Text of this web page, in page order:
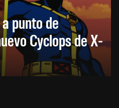
punto de
Cyclops de X-